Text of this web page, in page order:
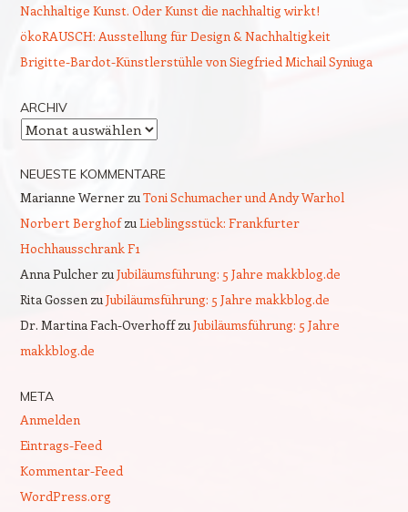
Nachhaltige Kunst. Oder Kunst die nachhaltig wirkt!
ökoRAUSCH: Ausstellung für Design & Nachhaltigkeit
Brigitte-Bardot-Künstlerstühle von Siegfried Michail Syniuga
ARCHIV
Archiv
NEUESTE KOMMENTARE
Marianne Wernerzu Toni Schumacher und Andy Warhol
Norbert Berghofzu Lieblingsstück: Frankfurter
Hochhausschrank F1
Anna Pulcherzu Jubiläumsführung: 5 Jahre makkblog.de
Rita Gossen zu Jubiläumsführung: 5 Jahre makkblog.de
Dr. Martina Fach-Overhoffzu Jubiläumsführung: 5 Jahre
makkblog.de
META
Anmelden
Eintrags-Feed
Kommentar-Feed
WordPress.org